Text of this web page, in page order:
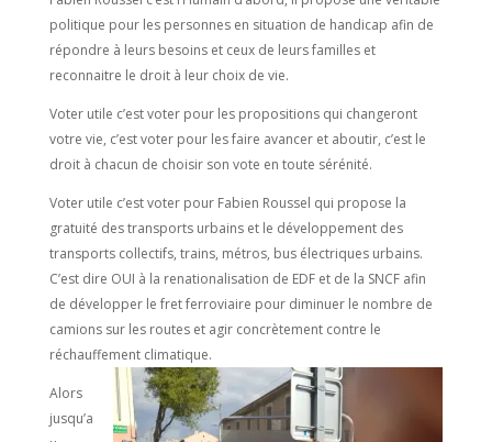
politique pour les personnes en situation de handicap afin de
répondre à leurs besoins et ceux de leurs familles et
reconnaitre le droit à leur choix de vie.
Voter utile c’est voter pour les propositions qui changeront
votre vie, c’est voter pour les faire avancer et aboutir, c’est le
droit à chacun de choisir son vote en toute sérénité.
Voter utile c’est voter pour Fabien Roussel qui propose la
gratuité des transports urbains et le développement des
transports collectifs, trains, métros, bus électriques urbains.
C’est dire OUI à la renationalisation de EDF et de la SNCF afin
de développer le fret ferroviaire pour diminuer le nombre de
camions sur les routes et agir concrètement contre le
réchauffement climatique.
Alors
jusqu’a